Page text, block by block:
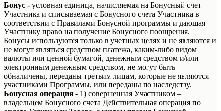
Бонус - условная единица, начисляемая на Бонусный счет
Участника и списываемая с Бонусного счета Участника в
соответствии с Правилами Бонусной программы и дающая
Участнику право на получение Бонусного поощрения.
Бонусы используются только в учетных целях и не являются и
не могут являться средством платежа, каким-либо видом
валюты или ценной бумагой, денежным средством и/или
электронным денежным средством, не могут быть
обналичены, переданы третьим лицам, которые не являются
участниками Программы, или переданы по наследству.
Бонусная операция - 1) совершенная Участником –
владельцем Бонусного счета Действительная операция по